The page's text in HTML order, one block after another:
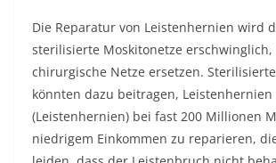
Die Reparatur von Leistenhernien wird
sterilisierte Moskitonetze
chirurgische Netze ersetzen.
könnten dazu beitragen, Leistenhernien
(Leistenhernien) bei fast 200 Millionen
niedrigem Einkommen zu reparieren,